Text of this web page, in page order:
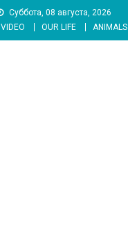
Суббота, 08 августа, 2026
VIDEO OUR LIFE ANIMALS